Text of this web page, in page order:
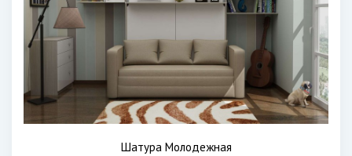
Шатура Молодежная